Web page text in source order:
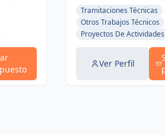
espacios inspiradores
el futuro.
Tramitaciones Técnicas
Otros Trabajos Técnicos
Proyectos De Actividades
Ver Perfil